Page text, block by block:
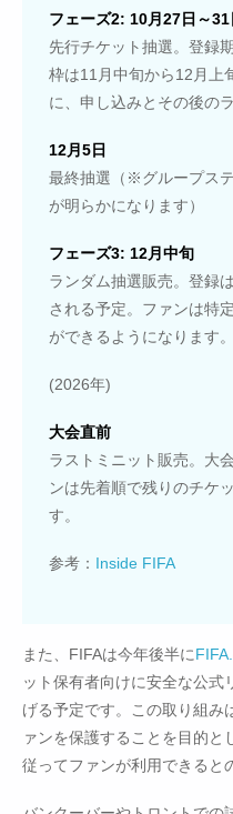
フェーズ2: 10月27日～31
先行チケット抽選。登録
枠は11月中旬から12月上
に、申し込みとその後の
12月5日
最終抽選（※グループス
が明らかになります）
フェーズ3: 12月中旬
ランダム抽選販売。登録
される予定。ファンは特
ができるようになります。
(2026年)
大会直前
ラストミニット販売。大
ンは先着順で残りのチケ
す。
参考： Inside FIFA
また、FIFAは今年後半に
ット保有者向けに安全な公式
げる予定です。この取り組み
ァンを保護することを目的と
従ってファンが利用できると